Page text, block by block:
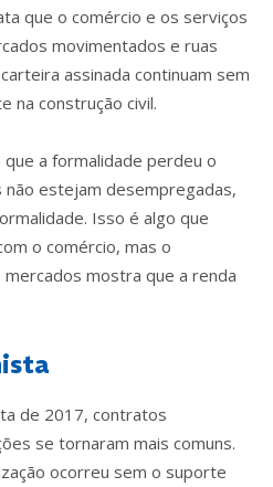
que o comércio e os serviços
movimentados e ruas
assinada continuam sem
na construção civil.
a formalidade perdeu o
não estejam desempregadas,
Isso é algo que
o comércio, mas o
mostra que a renda
de 2017, contratos
se tornaram mais comuns.
ocorreu sem o suporte